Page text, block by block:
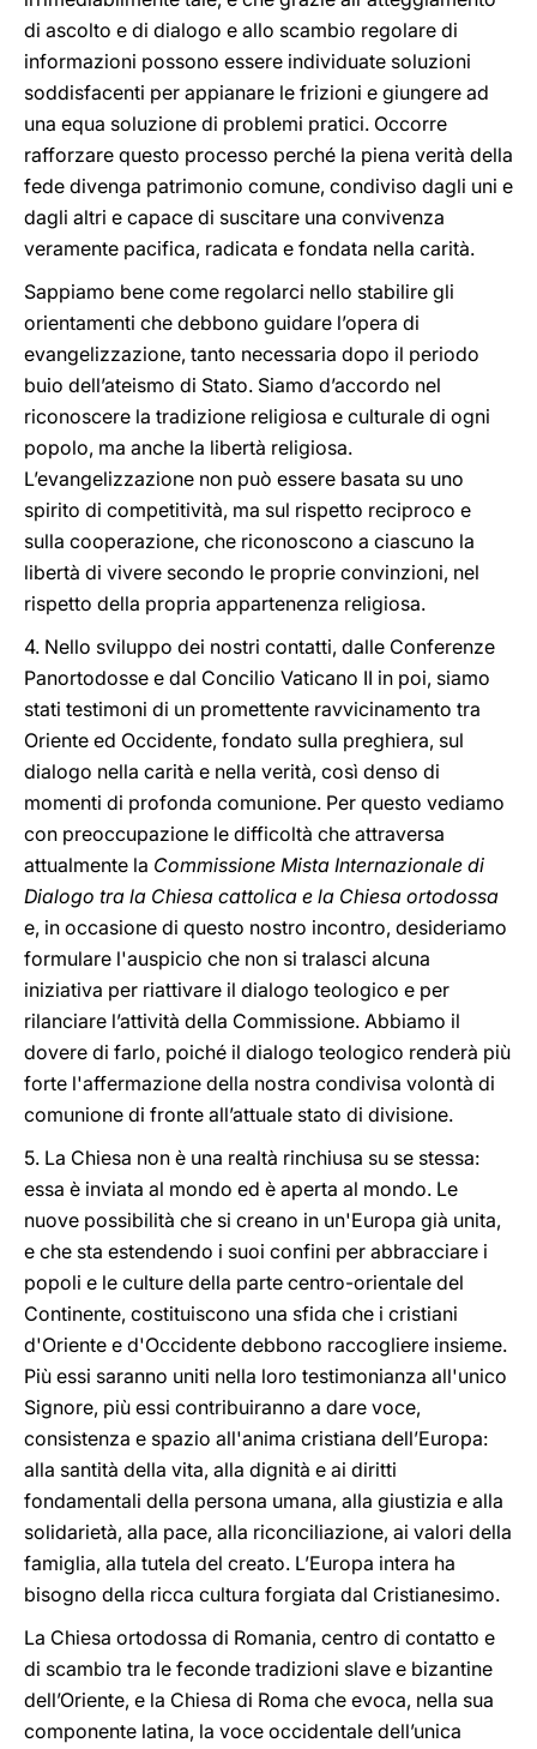
di ascolto e di dialogo e allo scambio regolare di
informazioni possono essere individuate soluzioni
soddisfacenti per appianare le frizioni e giungere ad
una equa soluzione di problemi pratici. Occorre
rafforzare questo processo perché la piena verità della
fede divenga patrimonio comune, condiviso dagli uni e
dagli altri e capace di suscitare una convivenza
veramente pacifica, radicata e fondata nella carità.
Sappiamo bene come regolarci nello stabilire gli
orientamenti che debbono guidare l’opera di
evangelizzazione, tanto necessaria dopo il periodo
buio dell’ateismo di Stato. Siamo d’accordo nel
riconoscere la tradizione religiosa e culturale di ogni
popolo, ma anche la libertà religiosa.
L’evangelizzazione non può essere basata su uno
spirito di competitività, ma sul rispetto reciproco e
sulla cooperazione, che riconoscono a ciascuno la
libertà di vivere secondo le proprie convinzioni, nel
rispetto della propria appartenenza religiosa.
4. Nello sviluppo dei nostri contatti, dalle Conferenze
Panortodosse e dal Concilio Vaticano II in poi, siamo
stati testimoni di un promettente ravvicinamento tra
Oriente ed Occidente, fondato sulla preghiera, sul
dialogo nella carità e nella verità, così denso di
momenti di profonda comunione. Per questo vediamo
con preoccupazione le difficoltà che attraversa
attualmente la Commissione Mista Internazionale di
Dialogo tra la Chiesa cattolica e la Chiesa ortodossa
e, in occasione di questo nostro incontro, desideriamo
formulare l'auspicio che non si tralasci alcuna
iniziativa per riattivare il dialogo teologico e per
rilanciare l’attività della Commissione. Abbiamo il
dovere di farlo, poiché il dialogo teologico renderà più
forte l'affermazione della nostra condivisa volontà di
comunione di fronte all’attuale stato di divisione.
5. La Chiesa non è una realtà rinchiusa su se stessa:
essa è inviata al mondo ed è aperta al mondo. Le
nuove possibilità che si creano in un'Europa già unita,
e che sta estendendo i suoi confini per abbracciare i
popoli e le culture della parte centro-orientale del
Continente, costituiscono una sfida che i cristiani
d'Oriente e d'Occidente debbono raccogliere insieme.
Più essi saranno uniti nella loro testimonianza all'unico
Signore, più essi contribuiranno a dare voce,
consistenza e spazio all'anima cristiana dell’Europa:
alla santità della vita, alla dignità e ai diritti
fondamentali della persona umana, alla giustizia e alla
solidarietà, alla pace, alla riconciliazione, ai valori della
famiglia, alla tutela del creato. L’Europa intera ha
bisogno della ricca cultura forgiata dal Cristianesimo.
La Chiesa ortodossa di Romania, centro di contatto e
di scambio tra le feconde tradizioni slave e bizantine
dell’Oriente, e la Chiesa di Roma che evoca, nella sua
componente latina, la voce occidentale dell’unica